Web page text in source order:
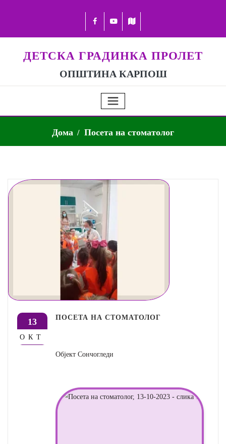
ДЕТСКА ГРАДИНКА ПРОЛЕТ
ОПШТИНА КАРПОШ
Дома Посета на стоматолог
13
ОКТ
ПОСЕТА НА СТОМАТОЛОГ
Објект Сончогледи